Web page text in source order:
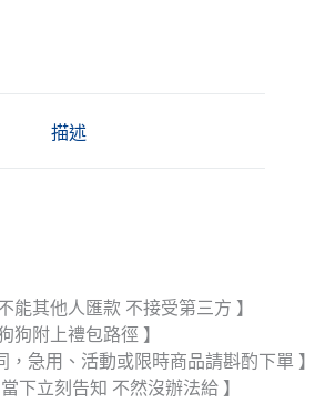
描述
能其他人匯款 不接受第三方 】
狗附上禮包路徑 】
，急用、活動或限時商品請斟酌下單 】
下立刻告知 不然沒辦法給 】